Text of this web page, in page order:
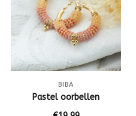
BIBA
Pastel oorbellen